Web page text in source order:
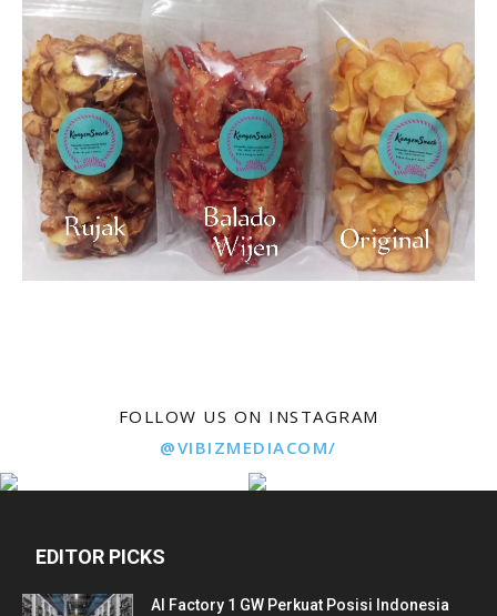
FOLLOW US ON INSTAGRAM
@VIBIZMEDIACOM/
EDITOR PICKS
AI Factory 1 GW Perkuat Posisi Indonesia